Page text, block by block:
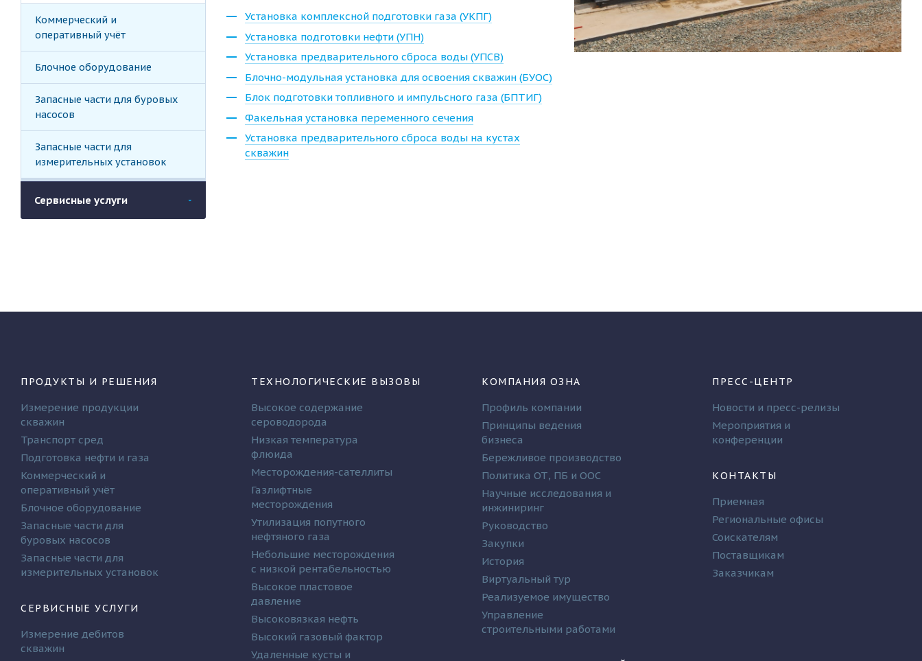
Коммерческий и
оперативный учёт
Блочное оборудование
Запасные части для буровых
насосов
Запасные части для
измерительных установок
Сервисные услуги
Установка комплексной подготовки газа (УКПГ)
Установка подготовки нефти (УПН)
Установка предварительного сброса воды (УПСВ)
Блочно-модульная установка для освоения скважин (БУОС)
Блок подготовки топливного и импульсного газа (БПТИГ)
Факельная установка переменного сечения
Установка предварительного сброса воды на кустах
скважин
ПРОДУКТЫ И РЕШЕНИЯ
Измерение продукции
скважин
Транспорт сред
Подготовка нефти и газа
Коммерческий и
оперативный учёт
Блочное оборудование
Запасные части для
буровых насосов
Запасные части для
измерительных установок
СЕРВИСНЫЕ УСЛУГИ
Измерение дебитов
скважин
ТЕХНОЛОГИЧЕСКИЕ ВЫЗОВЫ
Высокое содержание
сероводорода
Низкая температура
флюида
Месторождения-сателлиты
Газлифтные
месторождения
Утилизация попутного
нефтяного газа
Небольшие месторождения
с низкой рентабельностью
Высокое пластовое
давление
Высоковязкая нефть
Высокий газовый фактор
Удаленные кусты и
КОМПАНИЯ ОЗНА
Профиль компании
Принципы ведения
бизнеса
Бережливое производство
Политика ОТ, ПБ и ООС
Научные исследования и
инжиниринг
Руководство
Закупки
История
Виртуальный тур
Реализуемое имущество
Управление
строительными работами
ПРЕСС-ЦЕНТР
Новости и пресс-релизы
Мероприятия и
конференции
КОНТАКТЫ
Приемная
Региональные офисы
Соискателям
Поставщикам
Заказчикам